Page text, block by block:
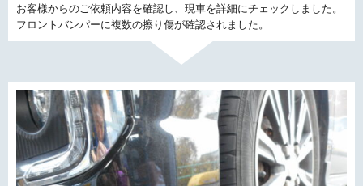
お客様からのご依頼内容を確認し、現車を詳細にチェックしました。
フロントバンパーに複数の擦り傷が確認されました。